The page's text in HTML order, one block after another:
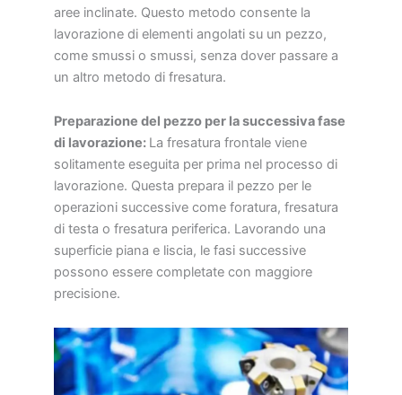
aree inclinate. Questo metodo consente la
lavorazione di elementi angolati su un pezzo,
come smussi o smussi, senza dover passare a
un altro metodo di fresatura.
Preparazione del pezzo per la successiva fase
di lavorazione: La fresatura frontale viene
solitamente eseguita per prima nel processo di
lavorazione. Questa prepara il pezzo per le
operazioni successive come foratura, fresatura
di testa o fresatura periferica. Lavorando una
superficie piana e liscia, le fasi successive
possono essere completate con maggiore
precisione.